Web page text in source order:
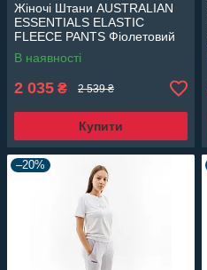
Жіночі Штани AUSTRALIAN
ESSENTIALS ELASTIC
FLEECE PANTS Фіолетовий
2XL (7dLSDPA0003-465 2XL)
В наявності
2 035 ₴ 2 539 ₴
Купити
–20%